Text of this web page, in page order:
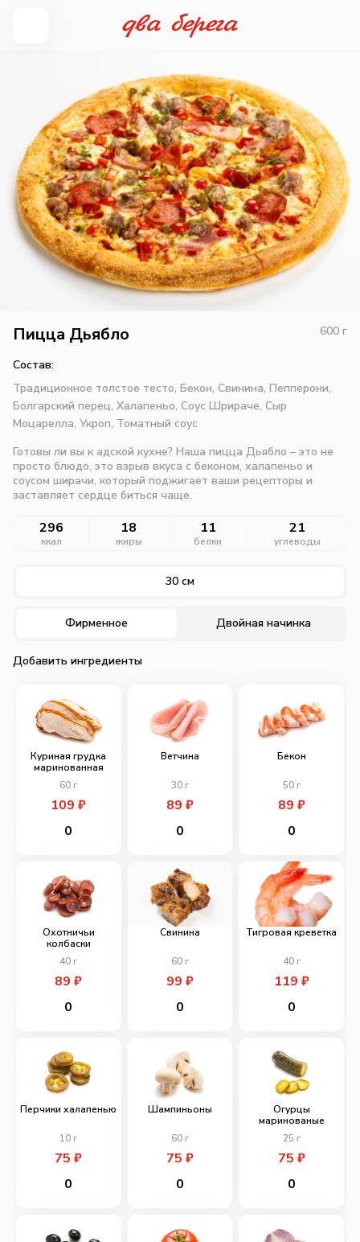
Пицца Дьябло 600 г
Состав:
Традиционное толстое тесто, Бекон, Свинина, Пепперони,
Болгарский перец, Халапеньо, Соус Шрираче, Сыр
Моцарелла, Укроп, Томатный соус
Готовы ли вы к адской кухне? Наша пицца Дьябло – это не
просто блюдо, это взрыв вкуса с беконом, халапеньо и
соусом ширачи, который поджигает ваши рецепторы и
заставляет сердце биться чаще.
296
ккал
18
жиры
11
белки
21
углеводы
30 см
Фирменное Двойная начинка
Добавить ингредиенты
Куриная грудка
маринованная
60 г
109₽
0
Ветчина
30г
89 ₽
0
Бекон
50г
89 ₽
0
Охотничьи
колбаски
40 г
89₽
0
Свинина
60г
99 ₽
0
Тигровая креветка
40г
119 ₽
0
Перчики халапенью
10 г
75₽
0
Шампиньоны
60г
75 ₽
0
Огурцы
маринованые
25 г
75 ₽
0